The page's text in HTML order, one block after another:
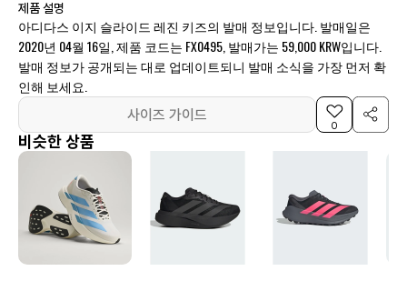
제품 설명
아디다스 이지 슬라이드 레진 키즈의 발매 정보입니다. 발매일은
2020년 04월 16일, 제품 코드는 FX0495, 발매가는 59,000 KRW입니다.
발매 정보가 공개되는 대로 업데이트되니 발매 소식을 가장 먼저 확
인해 보세요.
사이즈 가이드
0
비슷한 상품